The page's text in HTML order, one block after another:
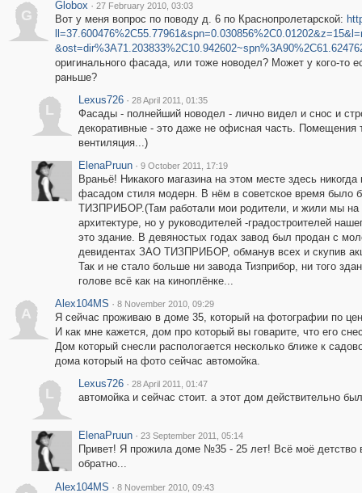
G
Globox · 27 February 2010, 03:03
Вот у меня вопрос по поводу д. 6 по Краснопролетарской:
оригинального фасада, или тоже новодел? Может у кого-то
раньше?
L
Lexus726 · 28 April 2011, 01:35
Фасады - полнейший новодел - лично видел и снос и
декоративные - это даже не офисная часть. Помещения
вентиляция...)
ElenaPruun · 9 October 2011, 17:19
Враньё! Никакого магазина на этом месте здесь
фасадом стиля модерн. В нём в советское время было
ТИЗПРИБОР.(Там работали мои родители, и жили мы на
архитектуре, но у руководителей -градостроителей
это здание. В девяностых годах завод был продан с
девидентах ЗАО ТИЗПРИБОР, обманув всех и скупив
Так и не стало больше ни завода Тизприбор, ни того
голове всё как на киноплёнке...
A
Alex104MS · 8 November 2010, 09:29
Я сейчас проживаю в доме 35, который на фотографии по
И как мне кажется, дом про который вы говарите, что его
Дом который снесли распологается несколько ближе к
дома который на фото сейчас автомойка.
L
Lexus726 · 28 April 2011, 01:47
автомойка и сейчас стоит. а этот дом действительно
ElenaPruun · 23 September 2011, 05:14
Привет! Я прожила доме №35 - 25 лет! Всё моё
обратно...
Alex104MS · 8 November 2010, 09:43